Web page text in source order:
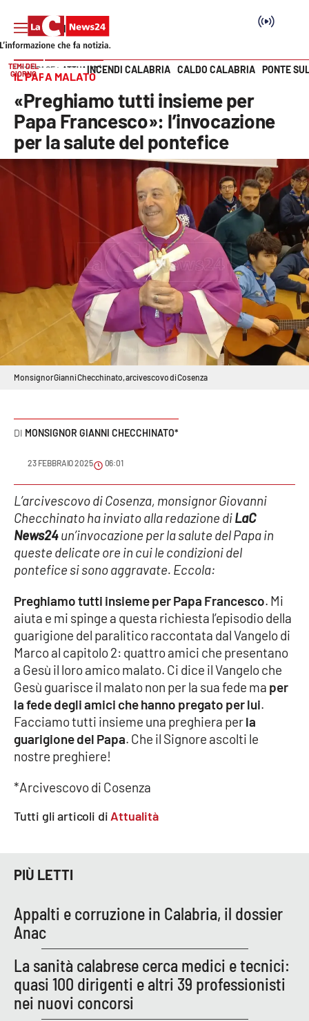
SEZIONI
Cronaca
Politica
Attualità
Economia e lavoro
Italia Mondo
Sanità
Sport
Podcast
Meteo
Editoriali
VIDEO
Ambiente
Cronaca
Cultura
Economia e Lavoro
Politica
Sanità
Società
Sport
RUBRICHE
Good Morning Vietnam
Parchi Marini Calabria
Leggendo Alvaro insieme
Imprese Di Calabria
Vai
TEMI DEL
GIORNO
INCENDI CALABRIA CALDO CALABRIA PONTE
HOME PAGE ATTUALITÀ
IL PAPA MALATO
«Preghiamo tutti insieme per
Papa Francesco»: l’invocazione
per la salute del pontefice
Monsignor Gianni Checchinato, arcivescovo di Cosenza
MONSIGNOR GIANNI CHECCHINATO*
23 FEBBRAIO 2025 06:01
Tutti gli articoli di Attualità
L’arcivescovo di Cosenza, monsignor Giovanni
Checchinato ha inviato alla redazione diLaC
News24un’invocazione per la salute del Papa in
queste delicate ore in cui le condizioni del
pontefice si sono aggravate. Eccola:
Preghiamo tutti insieme per Papa Francesco. Mi
aiuta e mi spinge a questa richiesta l’episodio della
guarigione del paralitico raccontata dal Vangelo di
Marco al capitolo 2: quattro amici che presentano
a Gesù il loro amico malato. Ci dice il Vangelo che
Gesù guarisce il malato non per la sua fede ma per
la fede degli amici che hanno pregato per lui.
Facciamo tutti insieme una preghiera perla
guarigione del Papa. Che il Signore ascolti le
nostre preghiere!
*Arcivescovo di Cosenza
PIÙ LETTI
Appalti e corruzione in Calabria, il dossier
Anac
La sanità calabrese cerca medici e tecnici:
quasi 100 dirigenti e altri 39 professionisti
nei nuovi concorsi